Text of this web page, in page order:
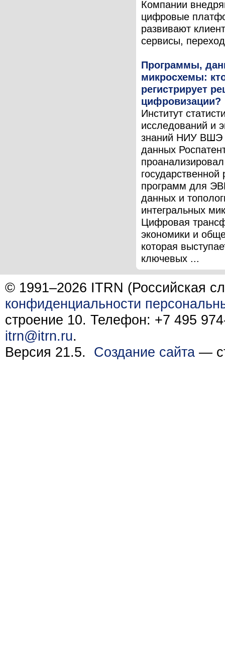
Компании
цифровые
развивают
сервисы,
Программы,
микросхемы:
регистрирует
цифровизации?
Институт
исследований и
знаний НИУ ВШЭ
данных
государственной
программ для
данных и
интегральных
Цифровая
экономики и
которая
ключевых ...
© 1991–2026 ITRN (Российская
конфиденциальности
строение 10. Телефон: +7 495
itrn@itrn.ru.
Версия 21.5. Создание сайта —